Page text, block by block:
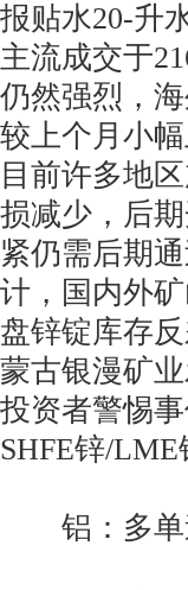
报贴水20-升
主流成交于
仍然强烈，
较上个月小
目前许多地
损减少，后
紧仍需后期
计，国内外
盘锌锭库存
蒙古银漫矿
投资者警惕
SHFE锌/LME
铝：多单